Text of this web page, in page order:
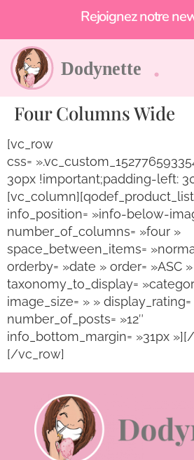
Rejoignez notre
Four Columns Wide
[vc_row
css=
30px !important;padding-left:
[vc_column][qodef_product_list
info_position= »info-below-
number_of_columns= »four »
space_between_items=
orderby= »date » order= »ASC »
taxonomy_to_display=
image_size= » »
number_of_posts= »12″
info_bottom_margin= »31px
[/vc_row]